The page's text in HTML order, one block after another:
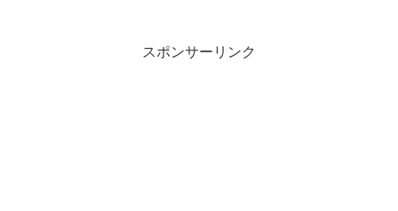
スポンサーリンク